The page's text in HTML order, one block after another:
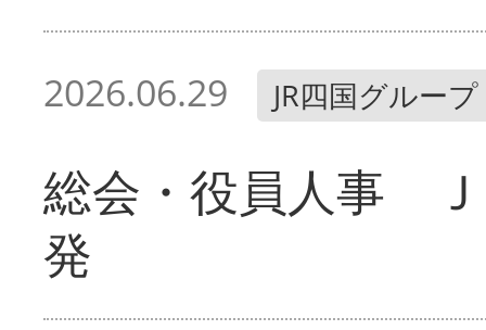
2026.06.29 JR四国グループ
総会・役員人事
発